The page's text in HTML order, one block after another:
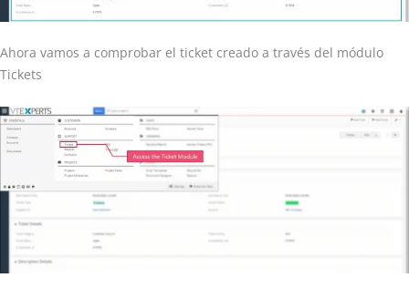
Ahora vamos a comprobar el ticket creado a través del módulo
Tickets